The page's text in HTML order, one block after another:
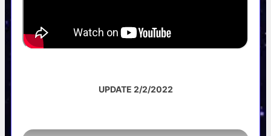
UPDATE 2/2/2022